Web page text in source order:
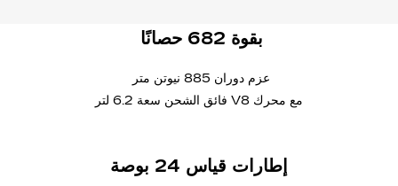
بقوة 682 حصانًا
عزم دوران 885 نيوتن متر
مع محرك V8 فائق الشحن سعة 6.2 لتر
إطارات قياس 24 بوصة